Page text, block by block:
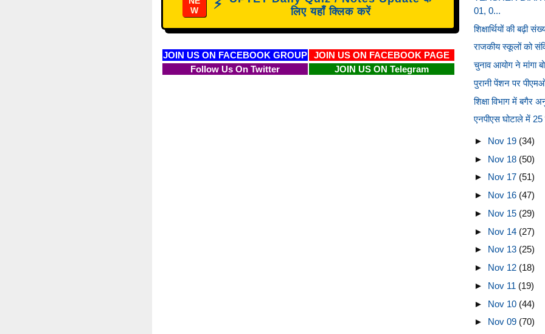
W
⚡
लिए यहाँ क्लिक करें
JOIN US ON FACEBOOK GROUP
JOIN US ON FACEBOOK PAGE
Follow Us On Twitter
JOIN US ON Telegram
01, 0...
शिक्षार्थियों की बढ़ी
राजकीय स्कूलों को
चुनाव आयोग ने मांगा
पुरानी पेंशन पर
शिक्षा विभाग में
एनपीएस घोटाले में
► Nov 19 (34)
► Nov 18 (50)
► Nov 17 (51)
► Nov 16 (47)
► Nov 15 (29)
► Nov 14 (27)
► Nov 13 (25)
► Nov 12 (18)
► Nov 11 (19)
► Nov 10 (44)
► Nov 09 (70)